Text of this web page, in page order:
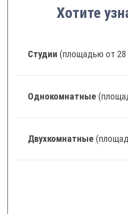
Хотите
Студии (площадью от
Однокомнатные
Двухкомнатные